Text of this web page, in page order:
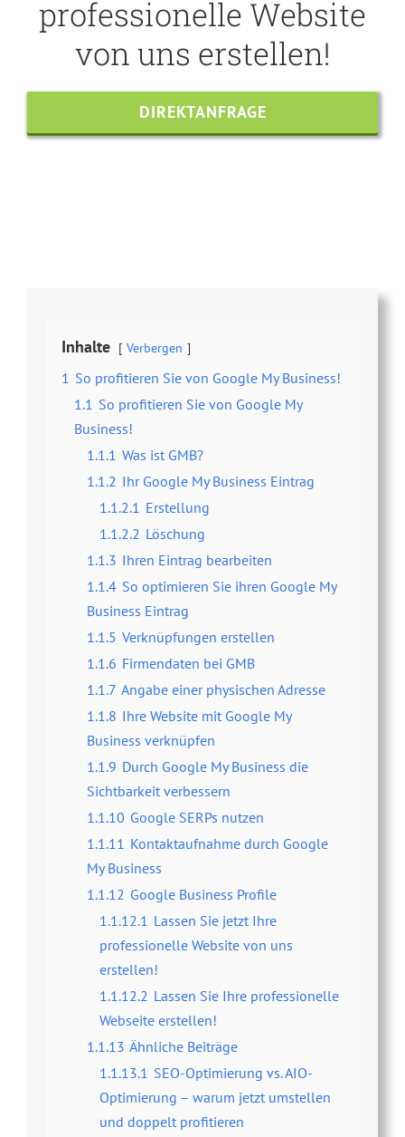
professionelle Website
von uns erstellen!
DIREKTANFRAGE
Inhalte Verbergen
1 So profitieren Sie von Google My Business!
1.1 So profitieren Sie von Google My
Business!
1.1.1 Was ist GMB?
1.1.2 Ihr Google My Business Eintrag
1.1.2.1 Erstellung
1.1.2.2 Löschung
1.1.3 Ihren Eintrag bearbeiten
1.1.4 So optimieren Sie ihren Google My
Business Eintrag
1.1.5 Verknüpfungen erstellen
1.1.6 Firmendaten bei GMB
1.1.7 Angabe einer physischen Adresse
1.1.8 Ihre Website mit Google My
Business verknüpfen
1.1.9 Durch Google My Business die
Sichtbarkeit verbessern
1.1.10 Google SERPs nutzen
1.1.11 Kontaktaufnahme durch Google
My Business
1.1.12 Google Business Profile
1.1.12.1 Lassen Sie jetzt Ihre
professionelle Website von uns
erstellen!
1.1.12.2 Lassen Sie Ihre professionelle
Webseite erstellen!
1.1.13 Ähnliche Beiträge
1.1.13.1 SEO-Optimierung vs. AIO-
Optimierung – warum jetzt umstellen
und doppelt profitieren